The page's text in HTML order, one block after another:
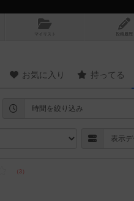
マイリスト 投稿履歴
お気に入り 持ってる